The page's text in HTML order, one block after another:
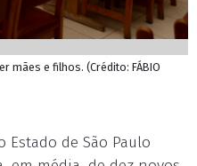
mães e filhos. (Crédito: FÁBIO
Estado de São Paulo